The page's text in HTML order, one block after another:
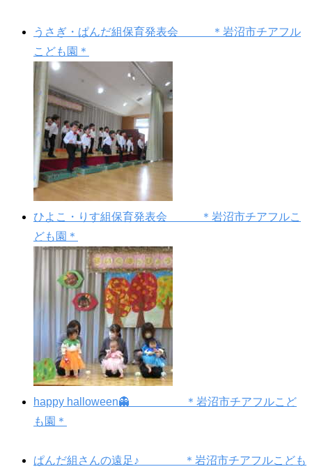
うさぎ・ぱんだ組保育発表会 ＊岩沼市チアフル
こども園＊
ひよこ・りす組保育発表会 ＊岩沼市チアフルこ
ども園＊
happy halloween👻 ＊岩沼市チアフルこど
も園＊
ぱんだ組さんの遠足♪ ＊岩沼市チアフルこども